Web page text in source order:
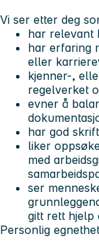
Vi ser etter deg
har relevant
har erfaring
eller
kjenner-,
regelverket
evner å
har god
liker
med
ser
gitt rett hjelp
Personlig